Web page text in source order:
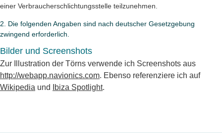
einer Verbraucherschlichtungsstelle teilzunehmen.
2. Die folgenden Angaben sind nach deutscher Gesetzgebung
zwingend erforderlich.
Bilder und Screenshots
Zur Illustration der Törns verwende ich Screenshots aus
http://webapp.navionics.com. Ebenso referenziere ich auf
Wikipedia und Ibiza Spotlight.